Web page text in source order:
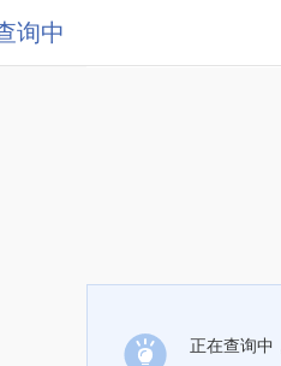
询中
正在查询中